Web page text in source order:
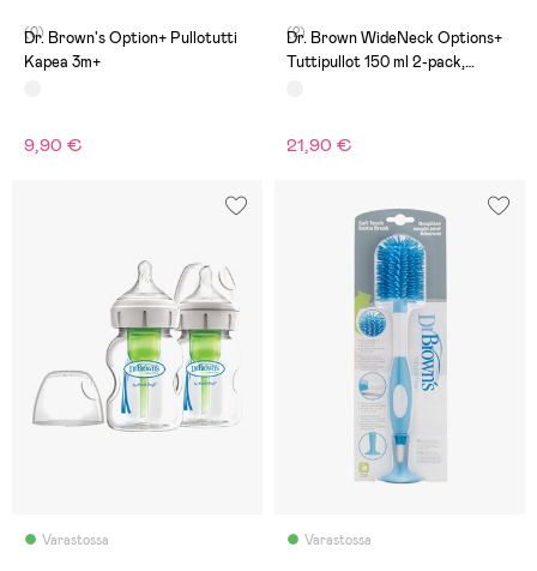
(0)
Dr. Brown's Option+ Pullotutti
Kapea 3m+
9,90 €
(2)
Dr. Brown WideNeck Options+
Tuttipullot 150 ml 2-pack,
21,90 €
Varastossa Varastossa